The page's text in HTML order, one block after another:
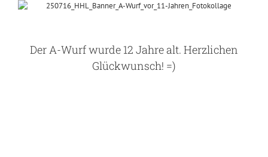
Der A-Wurf wurde 12 Jahre alt. Herzlichen
Glückwunsch! =)